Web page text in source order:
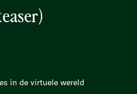
in de virtuele wereld